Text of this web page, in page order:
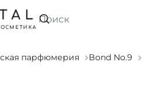
Искать
парфюмерия
Bond No.9